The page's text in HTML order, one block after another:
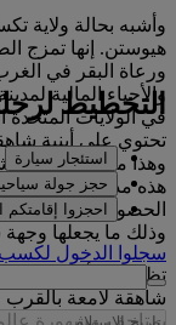
وأشبه بحالة ولاية
هيوستن. إنها تمزج
ورعاة البقر في
والأحياء المالية
في الولايات المتحدة
تحتوي على أبنية
وهذا ما يعني أن كل
هذه مدينة حيث
الحصول على زوج من
وذلك ما يجعلها وجهة
شاهقة لامعة
بمتاحف مشهورة
التخطيط
استئجار سيارة
حجز جولة
احجزوا إقامتكم
سجلوا الدخول لكسب